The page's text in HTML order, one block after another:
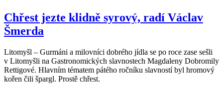
Chřest jezte klidně syrový, radí Václav
Šmerda
Litomyšl – Gurmáni a milovníci dobrého jídla se po roce zase sešli
v Litomyšli na Gastronomických slavnostech Magdaleny Dobromily
Rettigové. Hlavním tématem pátého ročníku slavností byl hromový
kořen čili špargl. Prostě chřest.